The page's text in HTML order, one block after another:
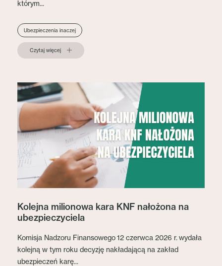
którym...
Ubezpieczenia inaczej
Czytaj więcej
Kolejna milionowa kara KNF nałożona na
ubezpieczyciela
Komisja Nadzoru Finansowego 12 czerwca 2026 r. wydała
kolejną w tym roku decyzję nakładającą na zakład
ubezpieczeń karę...